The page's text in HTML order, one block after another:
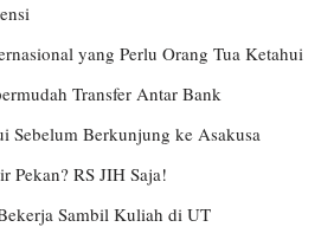
yang Perlu Orang Tua Ketahui
Transfer Antar Bank
Sebelum Berkunjung ke Asakusa
RS JIH Saja!
Sambil Kuliah di UT